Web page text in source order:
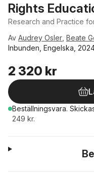
Rights
Research and Practice
Av Audrey Osler Beate
Inbunden, Engelska,
2 320 kr
Beställningsvara.
249 kr.